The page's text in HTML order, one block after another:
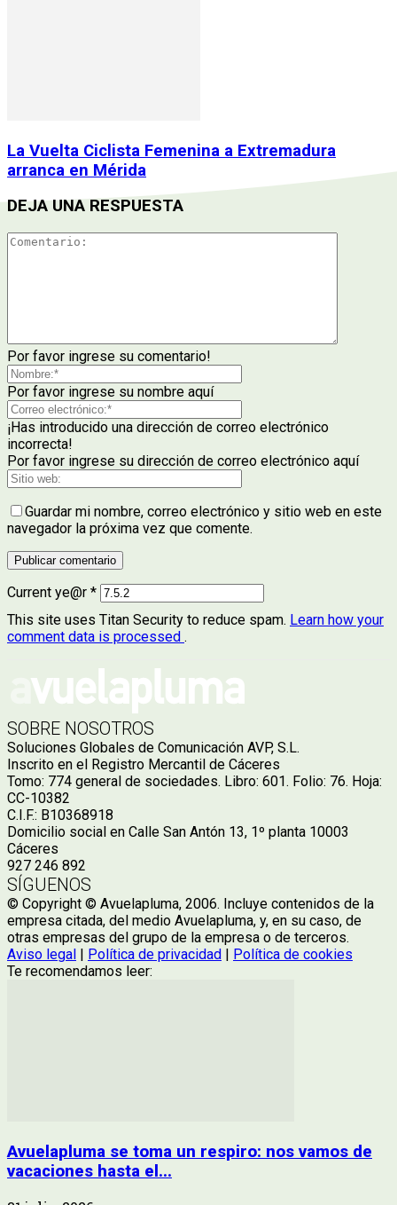
La Vuelta Ciclista Femenina a Extremadura
arranca en Mérida
DEJA UNA RESPUESTA
Por favor ingrese su comentario!
Por favor ingrese su nombre aquí
¡Has introducido una dirección de correo electrónico
incorrecta!
Por favor ingrese su dirección de correo electrónico aquí
Guardar mi nombre, correo electrónico y sitio web en este
navegador la próxima vez que comente.
Current ye@r *
This site uses Titan Security to reduce spam. Learn how your
comment data is processed .
SOBRE NOSOTROS
Soluciones Globales de Comunicación AVP, S.L.
Inscrito en el Registro Mercantil de Cáceres
Tomo: 774 general de sociedades. Libro: 601. Folio: 76. Hoja:
CC-10382
C.I.F.: B10368918
Domicilio social en Calle San Antón 13, 1º planta 10003
Cáceres
927 246 892
SÍGUENOS
© Copyright © Avuelapluma, 2006. Incluye contenidos de la
empresa citada, del medio Avuelapluma, y, en su caso, de
otras empresas del grupo de la empresa o de terceros.
Aviso legal
Política de privacidad
Política de cookies
Te recomendamos leer:
Avuelapluma se toma un respiro: nos vamos de
vacaciones hasta el...